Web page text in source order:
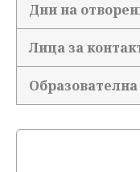
Дни на
Лица за